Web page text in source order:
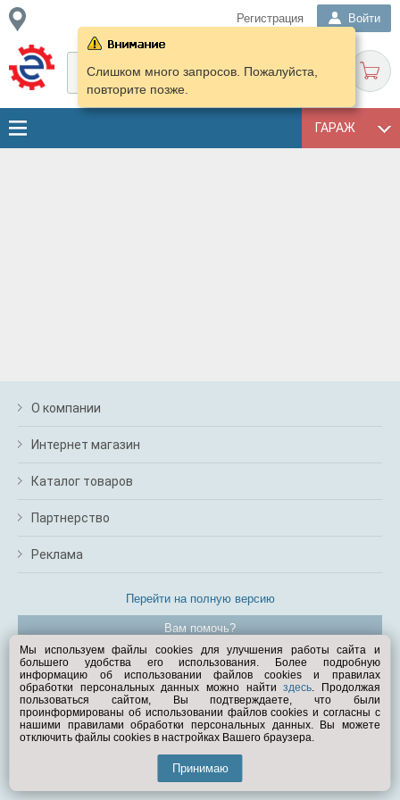
Регистрация Войти
ГАРАЖ
Слишком много запросов. Пожалуйста,
повторите позже.
О компании
Интернет магазин
Каталог товаров
Партнерство
Реклама
Перейти на полную версию
Вам помочь?
© Exist.ru 1998—2026
Мы используем файлы cookies для улучшения работы сайта и
большего удобства его использования. Более подробную
информацию об использовании файлов cookies и правилах
обработки персональных данных можно найтиздесь. Продолжая
пользоваться сайтом, Вы подтверждаете, что были
проинформированы об использовании файлов cookies и согласны с
нашими правилами обработки персональных данных. Вы можете
отключить файлы cookies в настройках Вашего браузера.
Принимаю